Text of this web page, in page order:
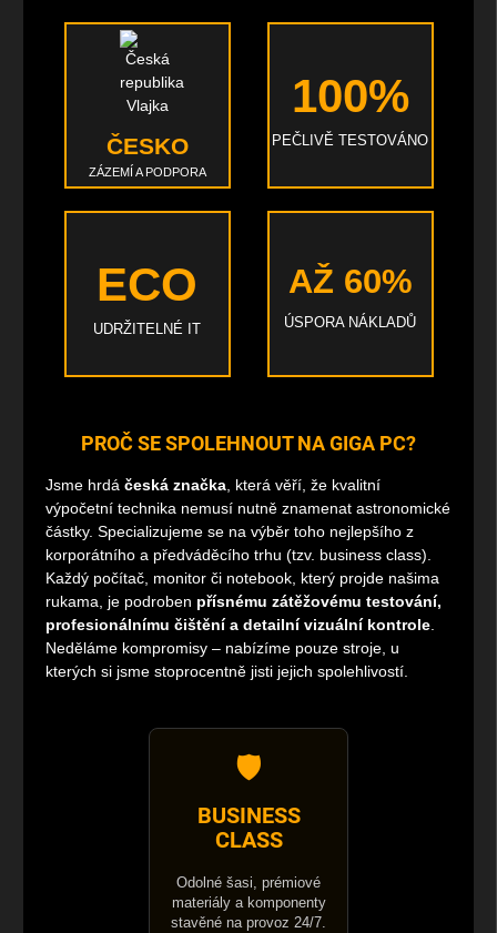
ČESKO
ZÁZEMÍ A PODPORA
100%
PEČLIVĚ TESTOVÁNO
ECO
UDRŽITELNÉ IT
AŽ 60%
ÚSPORA NÁKLADŮ
PROČ SE SPOLEHNOUT NA GIGA PC?
Jsme hrdá česká značka, která věří, že kvalitní
výpočetní technika nemusí nutně znamenat astronomické
částky. Specializujeme se na výběr toho nejlepšího z
korporátního a předváděcího trhu (tzv. business class).
Každý počítač, monitor či notebook, který projde našima
rukama, je podroben přísnému zátěžovému testování,
profesionálnímu čištění a detailní vizuální kontrole.
Neděláme kompromisy – nabízíme pouze stroje, u
kterých si jsme stoprocentně jisti jejich spolehlivostí.
🛡️
BUSINESS
CLASS
Odolné šasi, prémiové
materiály a komponenty
stavěné na provoz 24/7.